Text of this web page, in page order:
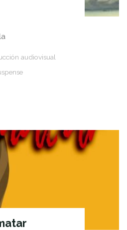
audiovisual